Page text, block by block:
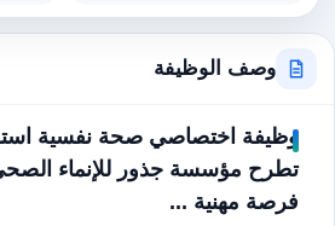
وصف الوظيفة
وظيفة اختصاصي صحة نفسية
تطرح مؤسسة جذور للإنماء
فرصة مهنية ...